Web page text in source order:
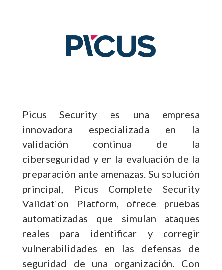
Picus Security es una empresa
innovadora especializada en la
validación continua de la
ciberseguridad y en la evaluación de la
preparación ante amenazas. Su solución
principal, Picus Complete Security
Validation Platform, ofrece pruebas
automatizadas que simulan ataques
reales para identificar y corregir
vulnerabilidades en las defensas de
seguridad de una organización. Con